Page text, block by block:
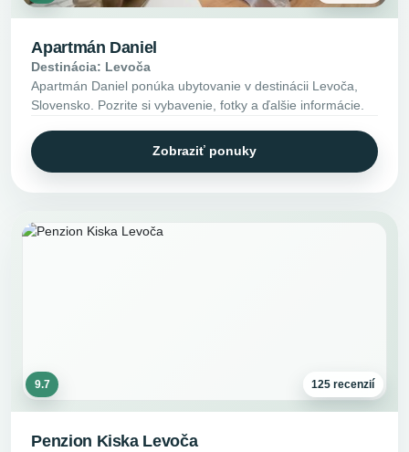
Apartmán Daniel
Destinácia: Levoča
Apartmán Daniel ponúka ubytovanie v destinácii Levoča,
Slovensko. Pozrite si vybavenie, fotky a ďalšie informácie.
Zobraziť ponuky
9.7 125 recenzií
Penzion Kiska Levoča